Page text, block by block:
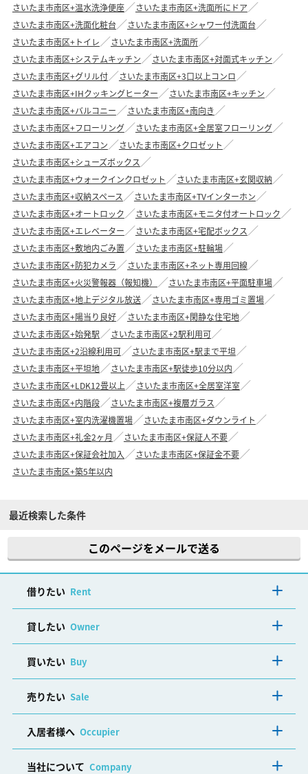
さいたま市南区+温水洗浄便座
さいたま市南区+洗面所にドア
さいたま市南区+洗面化粧台
さいたま市南区+シャワー付洗面台
さいたま市南区+トイレ
さいたま市南区+洗面所
さいたま市南区+システムキッチン
さいたま市南区+対面式キッチン
さいたま市南区+グリル付
さいたま市南区+3口以上コンロ
さいたま市南区+IHクッキングヒーター
さいたま市南区+キッチン
さいたま市南区+バルコニー
さいたま市南区+南向き
さいたま市南区+フローリング
さいたま市南区+全居室フローリング
さいたま市南区+エアコン
さいたま市南区+クロゼット
さいたま市南区+シューズボックス
さいたま市南区+ウォークインクロゼット
さいたま市南区+玄関収納
さいたま市南区+収納スペース
さいたま市南区+TVインターホン
さいたま市南区+オートロック
さいたま市南区+モニタ付オートロック
さいたま市南区+エレベーター
さいたま市南区+宅配ボックス
さいたま市南区+敷地内ごみ置
さいたま市南区+駐輪場
さいたま市南区+防犯カメラ
さいたま市南区+ネット専用回線
さいたま市南区+火災警報器（報知機）
さいたま市南区+平面駐車場
さいたま市南区+地上デジタル放送
さいたま市南区+専用ゴミ置場
さいたま市南区+陽当り良好
さいたま市南区+閑静な住宅地
さいたま市南区+始発駅
さいたま市南区+2駅利用可
さいたま市南区+2沿線利用可
さいたま市南区+駅まで平坦
さいたま市南区+平坦地
さいたま市南区+駅徒歩10分以内
さいたま市南区+LDK12畳以上
さいたま市南区+全居室洋室
さいたま市南区+内階段
さいたま市南区+複層ガラス
さいたま市南区+室内洗濯機置場
さいたま市南区+ダウンライト
さいたま市南区+礼金2ヶ月
さいたま市南区+保証人不要
さいたま市南区+保証会社加入
さいたま市南区+保証金不要
さいたま市南区+築5年以内
最近検索した条件
このページをメールで送る
借りたい Rent
貸したい Owner
買いたい Buy
売りたい Sale
入居者様へ Occupier
当社について Company